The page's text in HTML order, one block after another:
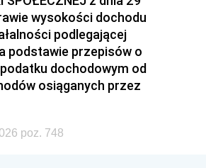
wysokości dochodu
podlegającej
podstawie przepisów o
dochodowym od
osiąganych przez
poz. 748